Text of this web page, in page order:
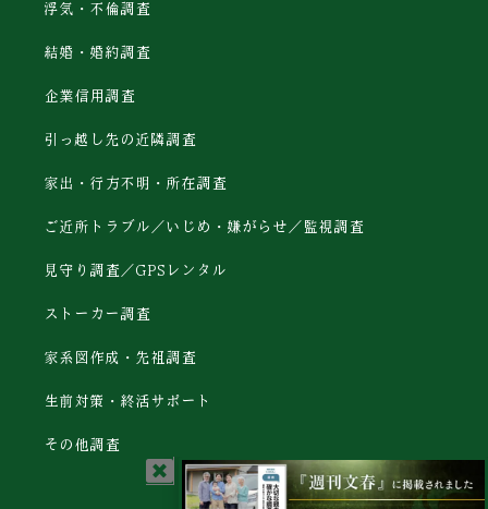
浮気・不倫調査
結婚・婚約調査
企業信用調査
引っ越し先の近隣調査
家出・行方不明・所在調査
ご近所トラブル／いじめ・嫌がらせ／監視調査
見守り調査／GPSレンタル
ストーカー調査
家系図作成・先祖調査
生前対策・終活サポート
その他調査